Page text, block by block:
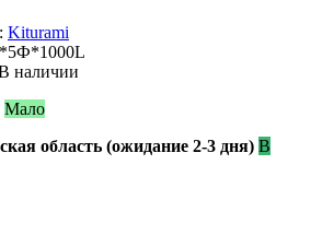
Kiturami
наличии
Мало
область (ожидание 2-3 дня) В